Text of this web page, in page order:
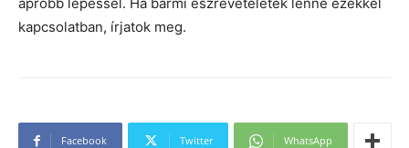
kapcsolatban, írjatok meg.
Facebook Twitter WhatsApp